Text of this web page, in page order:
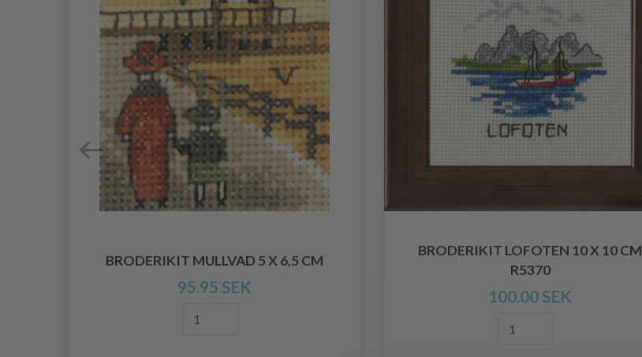
BRODERIKIT MULLVAD 5 X 6,5 CM
95.95 SEK
BRODERIKIT LOFOTEN 10 X 10 CM
R5370
100.00 SEK